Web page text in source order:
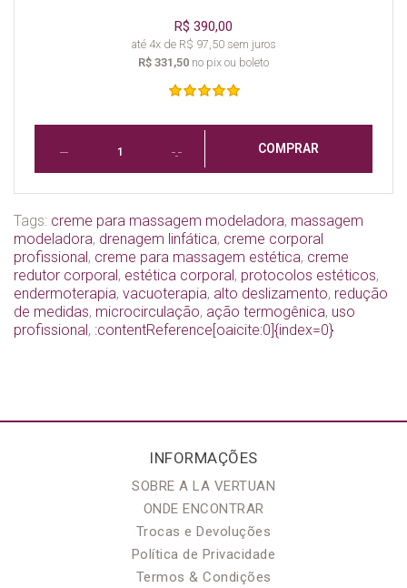
R$ 390,00
até 4x de R$ 97,50 sem juros
R$ 331,50 no pix ou boleto
COMPRAR
Tags: creme para massagem modeladora, massagem
modeladora, drenagem linfática, creme corporal
profissional, creme para massagem estética, creme
redutor corporal, estética corporal, protocolos estéticos,
endermoterapia, vacuoterapia, alto deslizamento, redução
de medidas, microcirculação, ação termogênica, uso
profissional, :contentReference[oaicite:0]{index=0}
INFORMAÇÕES
SOBRE A LA VERTUAN
ONDE ENCONTRAR
Trocas e Devoluções
Política de Privacidade
Termos & Condições